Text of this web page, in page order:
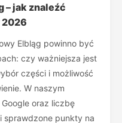
– jak znaleźć
Elbląg powinno być
czy ważniejsza jest
części i możliwość
W naszym
oraz liczbę
sprawdzone punkty na